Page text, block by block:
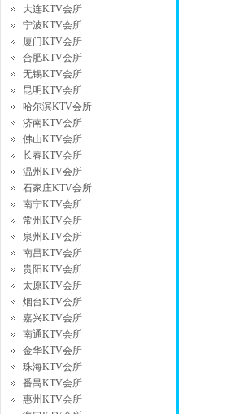
大连KTV会所
宁波KTV会所
厦门KTV会所
合肥KTV会所
无锡KTV会所
昆明KTV会所
哈尔滨KTV会所
济南KTV会所
佛山KTV会所
长春KTV会所
温州KTV会所
石家庄KTV会所
南宁KTV会所
常州KTV会所
泉州KTV会所
南昌KTV会所
贵阳KTV会所
太原KTV会所
烟台KTV会所
嘉兴KTV会所
南通KTV会所
金华KTV会所
珠海KTV会所
番禺KTV会所
惠州KTV会所